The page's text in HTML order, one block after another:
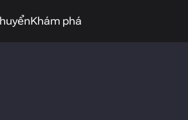
Khám phá